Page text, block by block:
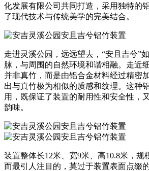
化发展有限公司共同打造，采用独特的
了现代技术与传统美学的完美结合。
走进灵溪公园，远远望去，“安且吉兮”
脉，与周围的自然环境和谐相融。走近
并非真竹，而是由铝合金材料经过精密
出与真竹极为相似的质感和纹理。这种
用，既保证了装置的耐用性和安全性，
韵味。
装置整体长12米、宽9米、高10.8米，规
而最引人注目的，莫过于装置表面点缀